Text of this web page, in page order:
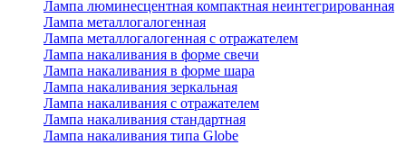
Лампа люминесцентная компактная неинтегрированная
Лампа металлогалогенная
Лампа металлогалогенная с отражателем
Лампа накаливания в форме свечи
Лампа накаливания в форме шара
Лампа накаливания зеркальная
Лампа накаливания с отражателем
Лампа накаливания стандартная
Лампа накаливания типа Globe